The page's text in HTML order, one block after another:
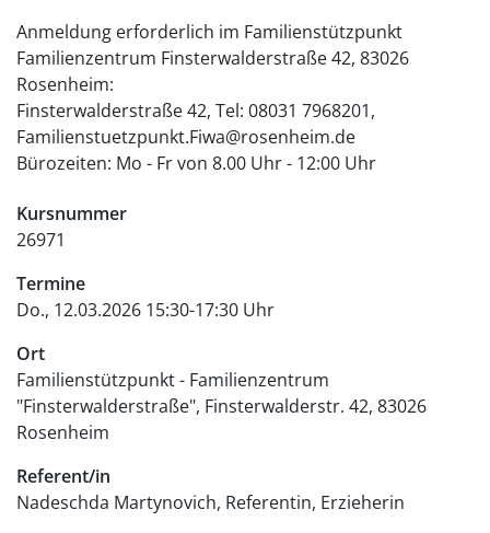
Anmeldung erforderlich im Familienstützpunkt
Familienzentrum Finsterwalderstraße 42, 83026
Rosenheim:
Finsterwalderstraße 42, Tel: 08031 7968201,
Familienstuetzpunkt.Fiwa@rosenheim.de
Bürozeiten: Mo - Fr von 8.00 Uhr - 12:00 Uhr
Kursnummer
26971
Termine
Do., 12.03.2026 15:30-17:30 Uhr
Ort
Familienstützpunkt - Familienzentrum
"Finsterwalderstraße" Finsterwalderstr. 42 83026
Rosenheim
Referent/in
Nadeschda Martynovich, Referentin, Erzieherin